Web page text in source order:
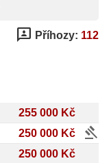
3p Příhozy: 112
255 000 Kč
250 000 Kč gavel
250 000 Kč